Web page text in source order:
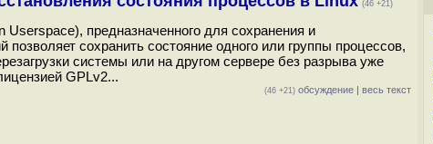
(46 +21)
предназначенного для сохранения и
сохранить состояние одного или группы процессов,
системы или на другом сервере без разрыва уже
GPLv2...
(46 +21) обсуждение | весь текст